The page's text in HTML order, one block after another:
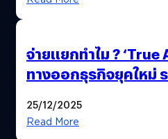
จ่ายแยกทำไม ? ‘True
ทางออกธุรกิจยุคใหม่ ร
25/12/2025
Read More